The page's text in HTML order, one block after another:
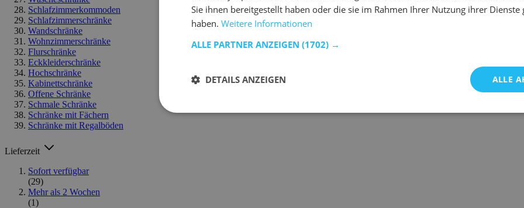
Schlafzimmerkommoden
Schlafzimmerschränke
Wandschränke
Wohnzimmerschränke
Flurschränke
Eckkleiderschränke
Hochschränke
Kabinettschränke
Offene Schränke
Schmale Schränke
Schränke mit Fächern
Schränke mit Regalböden
Lieferzeit
Sofort verfügbar
(29)
Mehr als 2 Wochen
(1)
Sie ihnen bereitgestellt haben oder die sie im Rahmen Ihrer Nutzung ihrer Dienste
haben. Weitere Informationen
ALLE PARTNER ANZEIGEN (1702) →
ALLE
DETAILS ANZEIGEN